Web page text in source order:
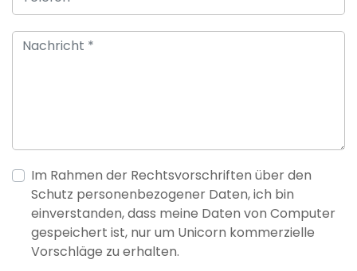
Im Rahmen der Rechtsvorschriften über den
Schutz personenbezogener Daten, ich bin
einverstanden, dass meine Daten von Computer
gespeichert ist, nur um Unicorn kommerzielle
Vorschläge zu erhalten.